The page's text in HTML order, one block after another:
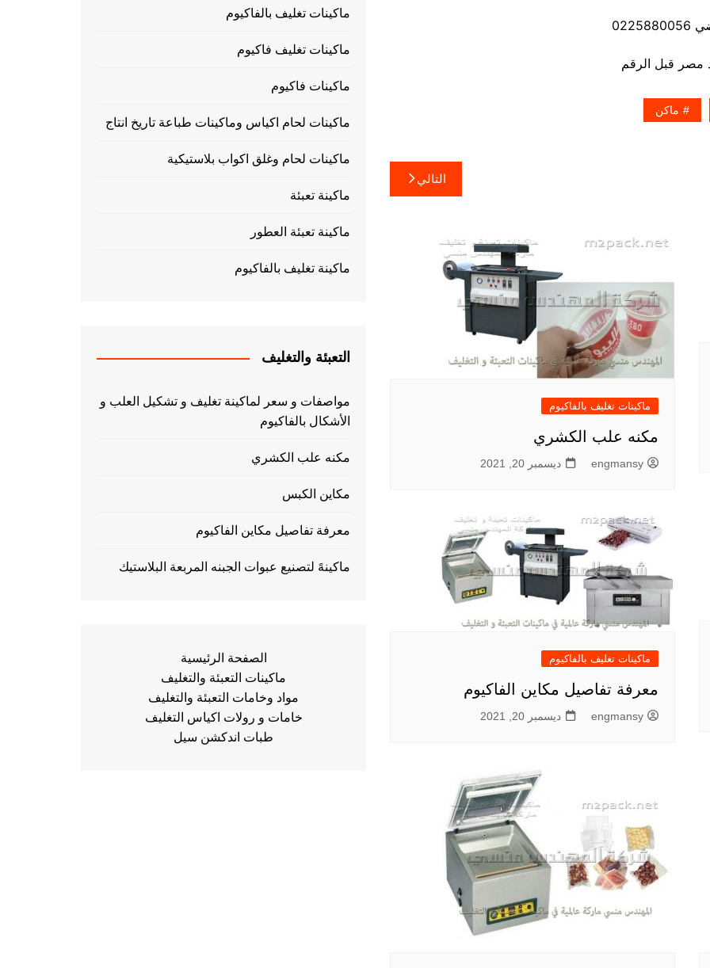
ماكن
التالي
ماكينات تغليف بالفاكيوم
مكنه علب الكشري
engmansy ديسمبر 20, 2021
ماكينات تغليف بالفاكيوم
معرفة تفاصيل مكاين الفاكيوم
engmansy ديسمبر 20, 2021
ماكينات تغليف بالفاكيوم
ماكينات تغليف فاكيوم
ماكينات فاكيوم
ماكينات لحام اكياس وماكينات طباعة تاريخ انتاج
ماكينات لحام وغلق اكواب بلاستيكية
ماكينة تعبئة
ماكينة تعبئة العطور
ماكينة تغليف بالفاكيوم
التعبئة والتغليف
مواصفات و سعر لماكينة تغليف و تشكيل العلب و
الأشكال بالفاكيوم
مكنه علب الكشري
مكاين الكبس
معرفة تفاصيل مكاين الفاكيوم
ماكينهً لتصنيع عبوات الجبنه المربعة البلاستيك
الصفحة الرئيسية
ماكينات التعبئة والتغليف
مواد وخامات التعبئة والتغليف
خامات و رولات اكياس التغليف
طبات اندكشن سيل